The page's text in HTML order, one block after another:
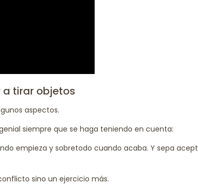
a tirar objetos
aspectos.
siempre que se haga teniendo en cuenta:
empieza y sobretodo cuando acaba. Y sepa
sino un ejercicio más.